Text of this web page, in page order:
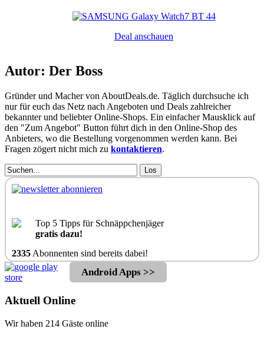
Deal anschauen
Autor: Der Boss
Gründer und Macher von AboutDeals.de. Täglich durchsuche ich
nur für euch das Netz nach Angeboten und Deals zahlreicher
bekannter und beliebter Online-Shops. Ein einfacher Mausklick auf
den "Zum Angebot" Button führt dich in den Online-Shop des
Anbieters, wo die Bestellung vorgenommen werden kann. Bei
Fragen zögert nicht mich zu kontaktieren.
Los
Top 5 Tipps für Schnäppchenjäger
gratis dazu!
2335 Abonnenten sind bereits dabei!
Android Apps >>
Aktuell Online
Wir haben 214 Gäste online